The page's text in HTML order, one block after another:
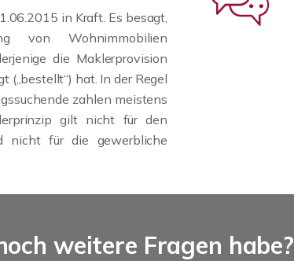
in Kraft. Es besagt,
von Wohnimmobilien
die Maklerprovision
(„bestellt“) hat. In der Regel
zahlen meistens
gilt nicht für den
nicht für die gewerbliche
weitere Fragen habe?